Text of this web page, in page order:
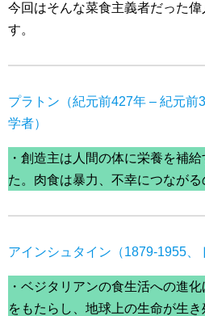
今回はそんな菜食主義者だった
す。
プラトン（紀元前427年 – 紀元前
学者）
・創造主は人間の体に栄養を補
た。肉食は暴力、不幸につながる
アインシュタイン（1879-1955、
・ベジタリアンの食生活への進
をもたらし、地球上の生命が生